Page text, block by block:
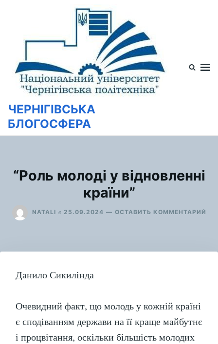
содержимому
ЧЕРНІГІВСЬКА
БЛОГОСФЕРА
“Роль молоді у відновленні
країни”
NATALI в 25.09.2024 ОСТАВИТЬ КОММЕНТАРИЙ
Данило Сикилінда
Очевидний факт, що молодь у кожній країні
є сподіванням держави на її краще майбутнє
і процвітання, оскільки більшість молодих